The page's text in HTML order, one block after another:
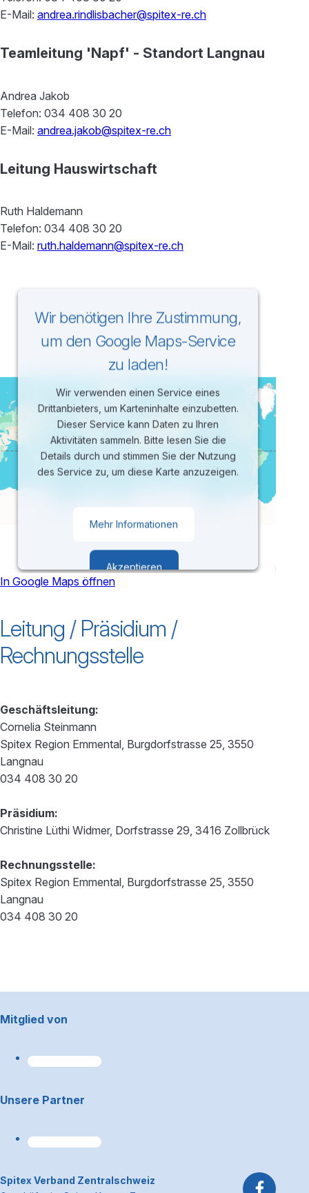
E-Mail: andrea.rindlisbacher@spitex-re.ch
Teamleitung 'Napf' - Standort Langnau
Andrea Jakob
Telefon: 034 408 30 20
E-Mail: andrea.jakob@spitex-re.ch
Leitung Hauswirtschaft
Ruth Haldemann
Telefon: 034 408 30 20
E-Mail: ruth.haldemann@spitex-re.ch
Wir benötigen Ihre Zustimmung,
um den Google Maps-Service
zu laden!
Wir verwenden einen Service eines
Drittanbieters, um Karteninhalte einzubetten.
Dieser Service kann Daten zu Ihren
Aktivitäten sammeln. Bitte lesen Sie die
Details durch und stimmen Sie der Nutzung
des Service zu, um diese Karte anzuzeigen.
Mehr Informationen
Akzeptieren
Management Platform
In Google Maps öffnen
Leitung / Präsidium /
Rechnungsstelle
Geschäftsleitung:
Cornelia Steinmann
Spitex Region Emmental, Burgdorfstrasse 25, 3550
Langnau
034 408 30 20
Präsidium:
Christine Lüthi Widmer, Dorfstrasse 29, 3416 Zollbrück
Rechnungsstelle:
Spitex Region Emmental, Burgdorfstrasse 25, 3550
Langnau
034 408 30 20
Footerbereich
Mitglied von
Unsere Partner
~Kontaktinformationen
Spitex Verband Zentralschweiz